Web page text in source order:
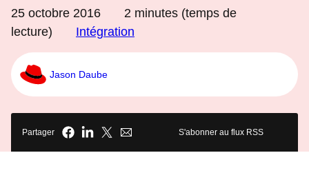
25 octobre 2016 2 minutes (temps de
lecture)
Intégration
Jason Daube
Partager S'abonner au flux RSS